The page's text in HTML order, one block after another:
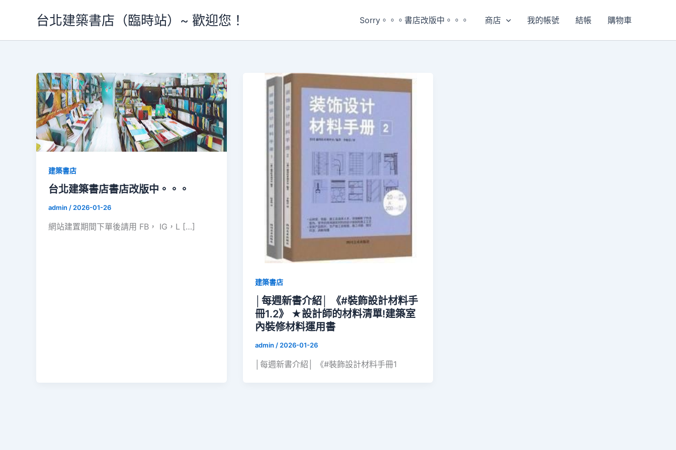
台北建築書店（臨時站）~ 歡迎您！ Sorry。。。書店改版中。。。 商店 我的帳號 結帳 購物車
建築書店
台北建築書店書店改版中。。。
admin /2026-01-26
網站建置期間下單後請用 FB， IG，L […]
建築書店
│每週新書介紹│ 《#裝飾設計材料手
冊1.2》 ★設計師的材料清單!建築室
內裝修材料運用書
admin /2026-01-26
│每週新書介紹│ 《#裝飾設計材料手冊1